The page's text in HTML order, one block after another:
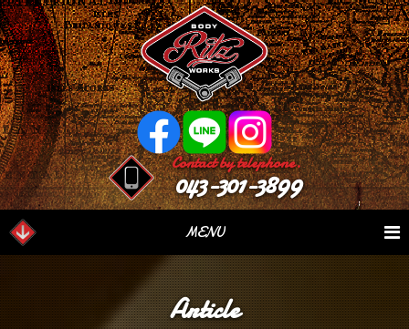
Contact by telephone.
043-301-3899
MENU
Our Serivce
業務内容 Stock List
在庫車情報
Article